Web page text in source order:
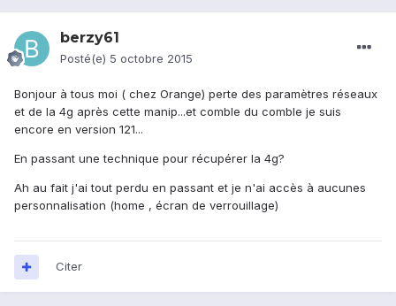
berzy61
Posté(e) 5 octobre 2015
Bonjour à tous moi ( chez Orange) perte des paramètres réseaux
et de la 4g après cette manip...et comble du comble je suis
encore en version 121...
En passant une technique pour récupérer la 4g?
Ah au fait j'ai tout perdu en passant et je n'ai accès à aucunes
personnalisation (home , écran de verrouillage)
Citer